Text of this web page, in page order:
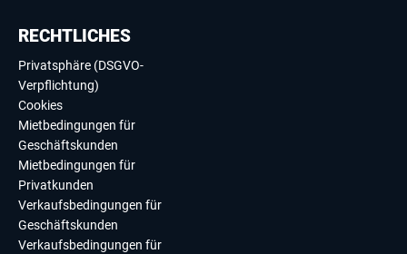
RECHTLICHES
Privatsphäre (DSGVO-
Verpflichtung)
Cookies
Mietbedingungen für
Geschäftskunden
Mietbedingungen für
Privatkunden
Verkaufsbedingungen für
Geschäftskunden
Verkaufsbedingungen für